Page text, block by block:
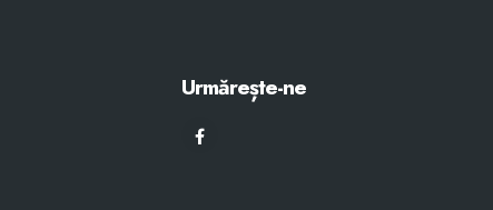
Urmărește-ne